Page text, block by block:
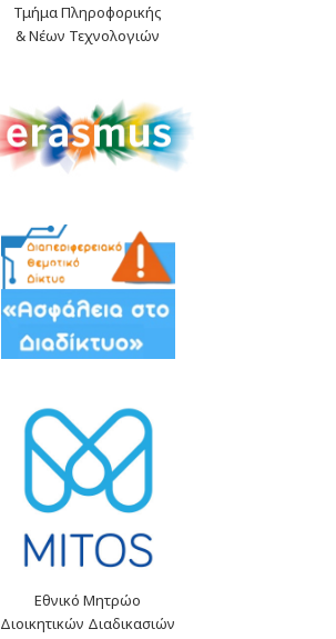
Τμήμα Πληροφορικής
& Νέων Τεχνολογιών
Εθνικό Μητρώο
Διοικητικών Διαδικασιών